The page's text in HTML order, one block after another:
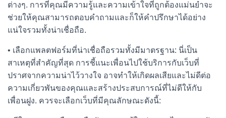
ต่างๆ. การที่คุณมีความรู้และความเข้าใจที่ถูกต้องแม่นยำจะ
ช่วยให้คุณสามารถตอบคำถามและก็ให้คำปรึกษาได้อย่าง
แน่ใจรวมทั้งน่าเชื่อถือ.
• เลือกแพลตฟอร์มที่น่าเชื่อถือรวมทั้งมีมาตรฐาน: นี่เป็น
สาเหตุที่สำคัญที่สุด การชี้แนะเพื่อนไปใช้บริการกับเว็บที่
ปราศจากความน่าไว้วางใจ อาจทำให้เกิดผลเสียและไม่ดีต่อ
ความเกี่ยวพันของคุณและสร้างประสบการณ์ที่ไม่ดีให้กับ
เพื่อนฝูง. ควรจะเลือกเว็บที่มีคุณลักษณะดังนี้: